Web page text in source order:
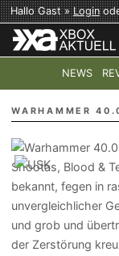
Hallo Gast »Login
NEWS
TOP-THEMEN:
WARHAMMER
bekannt, fegen in
unvergleichlicher
und grob und
der Zerstörung